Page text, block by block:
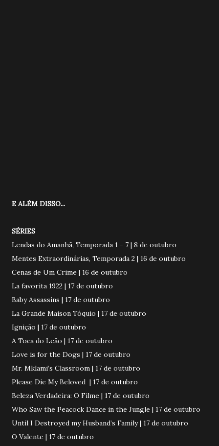
E ALÉM DISSO...
SÉRIES
Lendas do Amanhã, Temporada 1 - 7 | 8 de outubro
Mentes Extraordinárias, Temporada 2 | 16 de outubro
Cenas de Um Crime | 16 de outubro
La favorita 1922 | 17 de outubro
Baby Assassins | 17 de outubro
La Grande Maison Tóquio | 17 de outubro
Ignição | 17 de outubro
A Toca do Leão | 17 de outubro
Love is for the Dogs | 17 de outubro
Mr. Mklami’s Classroom | 17 de outubro
Please Die My Beloved | 17 de outubro
Beleza Verdadeira: O Filme | 17 de outubro
Who Saw the Peacock Dance in the Jungle | 17 de outubro
Until I Destroyed my Husband’s Family | 17 de outubro
O Valente | 17 de outubro